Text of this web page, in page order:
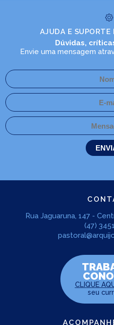
AJUDA E SUPORTE
Dúvidas,
Envie uma mensagem
Rua Jaguaruna, 147 -
(47)
CLIQUE
seu